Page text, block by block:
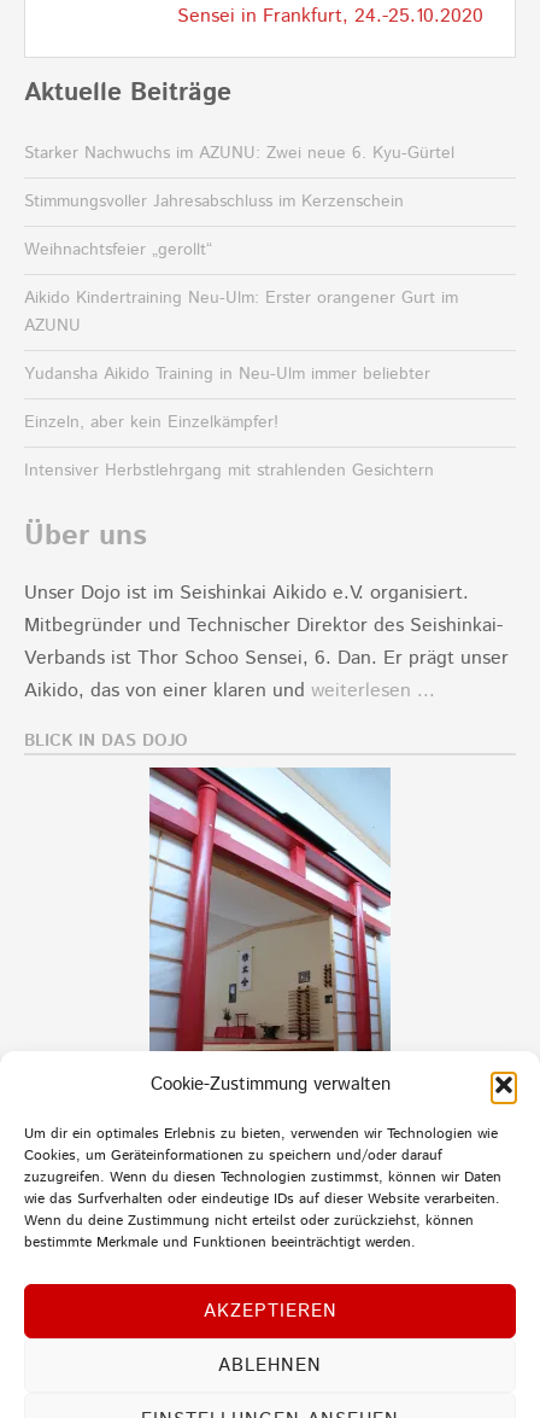
Cookie-Zustimmung verwalten
Um dir ein optimales Erlebnis zu bieten, verwenden wir Technologien wie
Cookies, um Geräteinformationen zu speichern und/oder darauf
zuzugreifen. Wenn du diesen Technologien zustimmst, können wir Daten
wie das Surfverhalten oder eindeutige IDs auf dieser Website verarbeiten.
Wenn du deine Zustimmung nicht erteilst oder zurückziehst, können
bestimmte Merkmale und Funktionen beeinträchtigt werden.
AKZEPTIEREN
ABLEHNEN
Sensei in Frankfurt, 24.-25.10.2020
Aktuelle Beiträge
Starker Nachwuchs im AZUNU: Zwei neue 6. Kyu-Gürtel
Stimmungsvoller Jahresabschluss im Kerzenschein
Weihnachtsfeier „gerollt“
Aikido Kindertraining Neu-Ulm: Erster orangener Gurt im
AZUNU
Yudansha Aikido Training in Neu-Ulm immer beliebter
Einzeln, aber kein Einzelkämpfer!
Intensiver Herbstlehrgang mit strahlenden Gesichtern
Über uns
Unser Dojo ist im Seishinkai Aikido e.V. organisiert.
Mitbegründer und Technischer Direktor des Seishinkai-
Verbands ist Thor Schoo Sensei, 6. Dan. Er prägt unser
Aikido, das von einer klaren und weiterlesen ...
BLICK IN DAS DOJO